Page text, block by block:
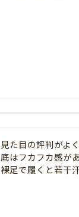
見た目の評判がよ
底はフカフカ感が
裸足で履くと若干